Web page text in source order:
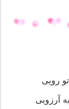
رویی
آرزویی